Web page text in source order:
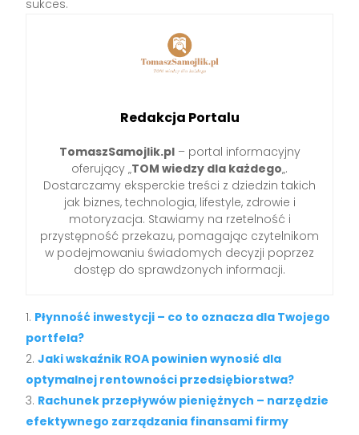
sukces.
Redakcja Portalu
TomaszSamojlik.pl– portal informacyjny
oferujący „TOM wiedzy dla każdego„.
Dostarczamy eksperckie treści z dziedzin takich
jak biznes, technologia, lifestyle, zdrowie i
motoryzacja. Stawiamy na rzetelność i
przystępność przekazu, pomagając czytelnikom
w podejmowaniu świadomych decyzji poprzez
dostęp do sprawdzonych informacji.
Płynność inwestycji – co to oznacza dla Twojego
portfela?
Jaki wskaźnik ROA powinien wynosić dla
optymalnej rentowności przedsiębiorstwa?
Rachunek przepływów pieniężnych – narzędzie
efektywnego zarządzania finansami firmy